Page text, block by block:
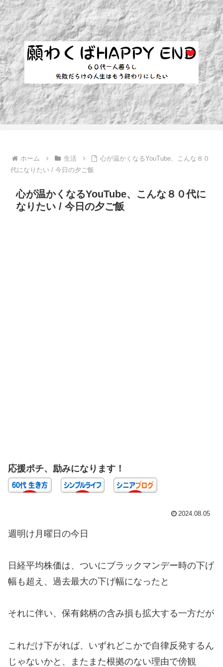
ホーム 生活
心が温かくなるYouTube、こんな８０
代になりたい / 今日の夕ご飯
心が温かくなるYouTube、こんな８０代に
なりたい / 今日の夕ご飯
応援ポチ、励みになります！
2024.08.05
週明け月曜日の今日
日経平均株価は、ついにブラックマンデー時の下げ
幅も超え、過去最大の下げ幅になったと
それに伴い、保有銘柄の含み損も拡大する一方だが
これだけ下がれば、いずれどこかで自律反発するん
じゃないかと、またまた根拠のない理由で傍観